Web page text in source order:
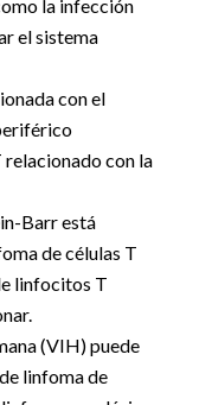
la infección
el sistema
con el
con la
Barr está
de células T
linfocitos T
(VIH) puede
linfoma de